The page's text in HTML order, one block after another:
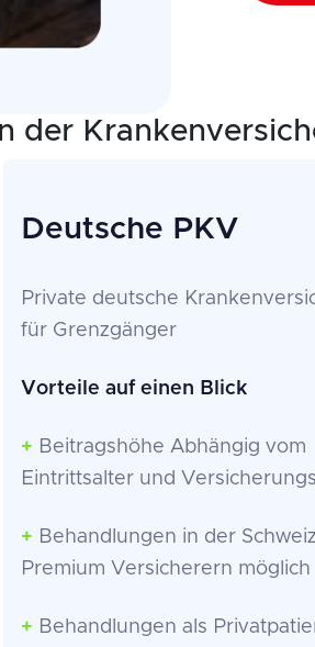
der
Deutsche PKV
Private deutsche
für Grenzgänger
Vorteile auf einen Blick
+ Beitragshöhe Abhängig vom
Eintrittsalter und
+ Behandlungen in der
Premium Versicherern möglich
+ Behandlungen als